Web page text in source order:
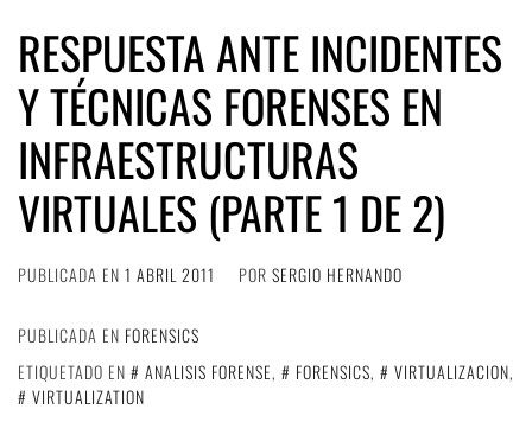
RESPUESTA ANTE INCIDENTES
Y TÉCNICAS FORENSES EN
INFRAESTRUCTURAS
VIRTUALES (PARTE 1 DE 2)
PUBLICADA EN 1 ABRIL 2011 POR SERGIO HERNANDO
PUBLICADA EN FORENSICS
ETIQUETADO EN
ANALISIS FORENSE, FORENSICS, VIRTUALIZACION,
VIRTUALIZATION